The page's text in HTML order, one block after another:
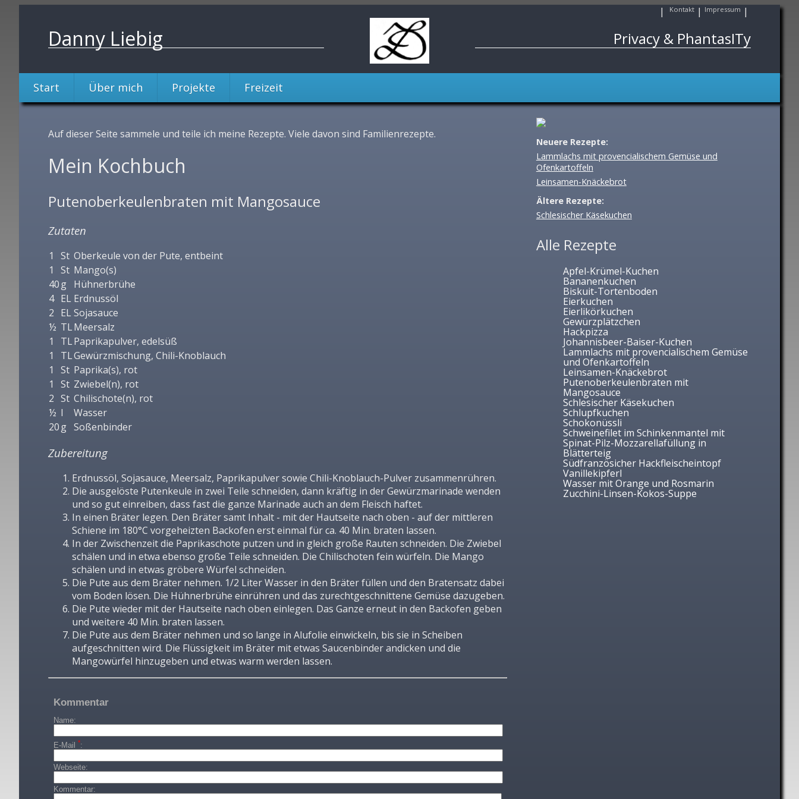
| Kontakt | Impressum |
Danny Liebig Privacy & PhantasITy
Start Über mich Projekte Freizeit
Auf dieser Seite sammele und teile ich meine Rezepte. Viele davon sind Familienrezepte.
Mein Kochbuch
Putenoberkeulenbraten mit Mangosauce
Zutaten
1 St Oberkeule von der Pute, entbeint
1
St Mango(s)
40g
Hühnerbrühe
4 EL Erdnussöl
2 ELSojasauce
½ TLMeersalz
1
TLPaprikapulver, edelsüß
1
TLGewürzmischung, Chili-Knoblauch
1
St Paprika(s), rot
1
St Zwiebel(n), rot
2 St Chilischote(n), rot
½ l
Wasser
20g Soßenbinder
Zubereitung
Erdnussöl, Sojasauce, Meersalz, Paprikapulver sowie Chili-Knoblauch-Pulver zusammenrühren.
Die ausgelöste Putenkeule in zwei Teile schneiden, dann kräftig in der Gewürzmarinade wenden
und so gut einreiben, dass fast die ganze Marinade auch an dem Fleisch haftet.
In einen Bräter legen. Den Bräter samt Inhalt - mit der Hautseite nach oben - auf der mittleren
Schiene im 180°C vorgeheizten Backofen erst einmal für ca. 40 Min. braten lassen.
In der Zwischenzeit die Paprikaschote putzen und in gleich große Rauten schneiden. Die Zwiebel
schälen und in etwa ebenso große Teile schneiden. Die Chilischoten fein würfeln. Die Mango
schälen und in etwas gröbere Würfel schneiden.
Die Pute aus dem Bräter nehmen. 1/2 Liter Wasser in den Bräter füllen und den Bratensatz dabei
vom Boden lösen. Die Hühnerbrühe einrühren und das zurechtgeschnittene Gemüse dazugeben.
Die Pute wieder mit der Hautseite nach oben einlegen. Das Ganze erneut in den Backofen geben
und weitere 40 Min. braten lassen.
Die Pute aus dem Bräter nehmen und so lange in Alufolie einwickeln, bis sie in Scheiben
aufgeschnitten wird. Die Flüssigkeit im Bräter mit etwas Saucenbinder andicken und die
Mangowürfel hinzugeben und etwas warm werden lassen.
Neuere Rezepte:
Lammlachs mit provencialischem Gemüse und
Ofenkartoffeln
Leinsamen-Knäckebrot
Ältere Rezepte:
Schlesischer Käsekuchen
Alle Rezepte
Apfel-Krümel-Kuchen
Bananenkuchen
Biskuit-Tortenboden
Eierkuchen
Eierlikörkuchen
Gewürzplätzchen
Hackpizza
Johannisbeer-Baiser-Kuchen
Lammlachs mit provencialischem Gemüse
und Ofenkartoffeln
Leinsamen-Knäckebrot
Putenoberkeulenbraten mit
Mangosauce
Schlesischer Käsekuchen
Schlupfkuchen
Schokonüssli
Schweinefilet im Schinkenmantel mit
Spinat-Pilz-Mozzarellafüllung in
Blätterteig
Südfranzösicher Hackfleischeintopf
Vanillekipferl
Wasser mit Orange und Rosmarin
Zucchini-Linsen-Kokos-Suppe